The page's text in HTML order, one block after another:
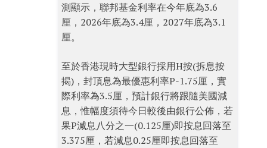
測顯示，聯邦基金利率在今年底為3.6
厘，2026年底為3.4厘，2027年底為3.1
厘。
至於香港現時大型銀行採用H按(拆息按
揭)，封頂息為最優惠利率P-1.75厘，實
際利率為3.5厘，預計銀行將跟隨美國減
息，惟幅度須待今日較後由銀行公佈，若
果P減息八分之一(0.125厘)即按息回落至
3.375厘，若減息0.25厘即按息回落至